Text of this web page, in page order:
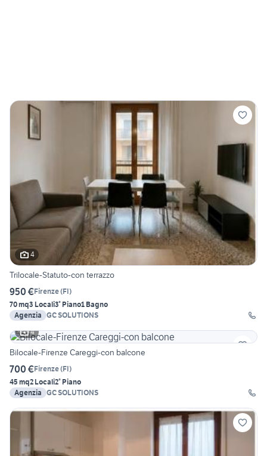
4
Trilocale-Statuto-con terrazzo
950 €Firenze(FI)
70 mq3 Locali3° Piano1 Bagno
Agenzia GC SOLUTIONS
4
Bilocale-Firenze Careggi-con balcone
700 €Firenze(FI)
45 mq2 Locali2° Piano
Agenzia GC SOLUTIONS